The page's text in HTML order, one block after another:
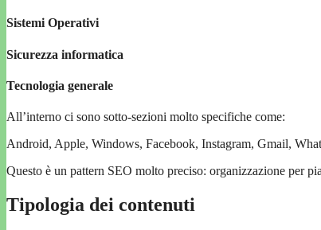
Sistemi Operativi
Sicurezza informatica
Tecnologia generale
All’interno ci sono sotto-sezioni molto specifiche come:
Android, Apple, Windows, Facebook, Instagram, Gmail,
Questo è un pattern SEO molto preciso: organizzazione per
Tipologia dei contenuti